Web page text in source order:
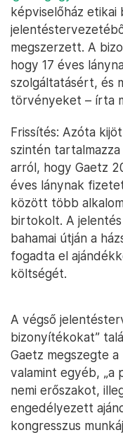
képviselőház etikai
megszerzett. A
hogy 17 éves
szolgáltatásért, és
törvényeket – írta
Frissítés: Azóta
szintén
arról, hogy Gaetz
éves lánynak
között több
birtokolt. A
bahamai útján a
fogadta el
költségét.
A végső
bizonyítékokat”
Gaetz megszegte
valamint egyéb,
nemi erőszakot,
engedélyezett
kongresszus